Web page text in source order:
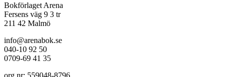
Bokförlaget Arena
Fersens väg 9 3 tr
211 42 Malmö
info@arenabok.se
040-10 92 50
0709-69 41 35
org.nr: 559048-8796